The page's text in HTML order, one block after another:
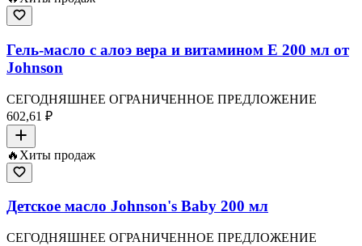
Гель-масло с алоэ вера и витамином Е 200 мл от
Johnson
СЕГОДНЯШНЕЕ ОГРАНИЧЕННОЕ ПРЕДЛОЖЕНИЕ
602,61 ₽
🔥 Хиты продаж
Детское масло Johnson's Baby 200 мл
СЕГОДНЯШНЕЕ ОГРАНИЧЕННОЕ ПРЕДЛОЖЕНИЕ